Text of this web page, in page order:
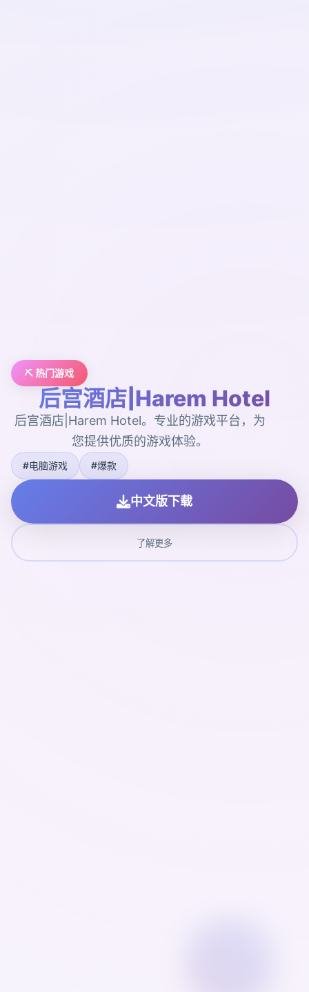
⛏️ 热门游戏
后宫酒店|Harem Hotel
后宫酒店|Harem Hotel。专业的游戏平台，为
您提供优质的游戏体验。
#电脑游戏 #爆款
中文版下载
了解更多